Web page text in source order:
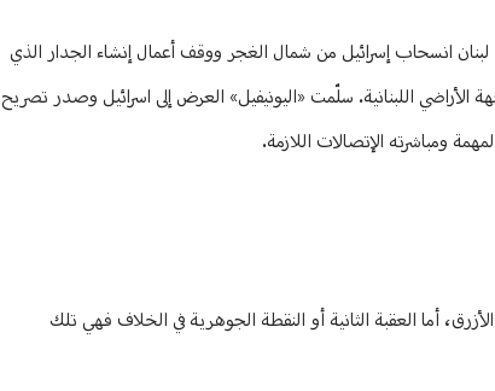
لبنان انسحاب إسرائيل من شمال الغجر ووقف أعمال إنشاء الجدار الذي
خلاله إلى إحكام سيطرتها على البلدة وعزلها، خصوصاً أنها تخطّت مساحة 30 متراً لجهة الأراضي اللبنانية. سلّمت «اليونيفيل» العرض إلى اسرائيل وصدر تصريح
ومباشرته الإتصالات اللازمة.
أما العقبة الثانية أو النقطة الجوهرية في الخلاف فهي تلك